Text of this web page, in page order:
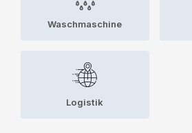
Waschmaschine
Logistik